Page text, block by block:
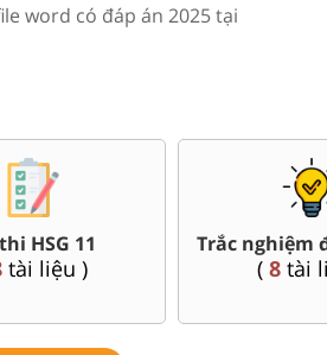
word có đáp án 2025 tại
HSG 11
tài liệu )
Trắc nghiệm
( 8tài